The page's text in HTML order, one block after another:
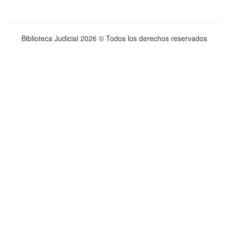
Biblioteca Judicial 2026 © Todos los derechos reservados